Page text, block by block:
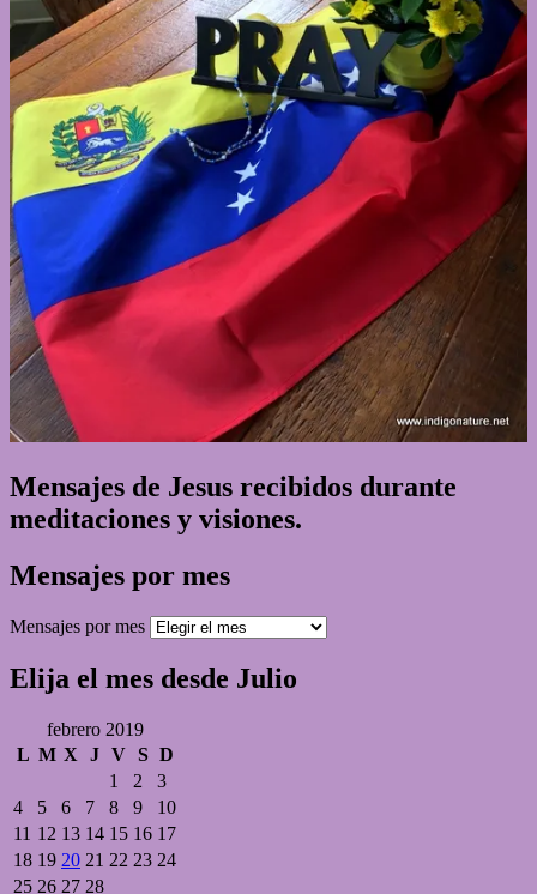
Mensajes de Jesus recibidos durante
meditaciones y visiones.
Mensajes por mes
Mensajes por mes
Elija el mes desde Julio
febrero 2019
L M X J V S D
1
2
3
4
5 6 7 8 9
10
11 12 13 14 15 16 17
18 19 20 21 22 23 24
25 26 27 28